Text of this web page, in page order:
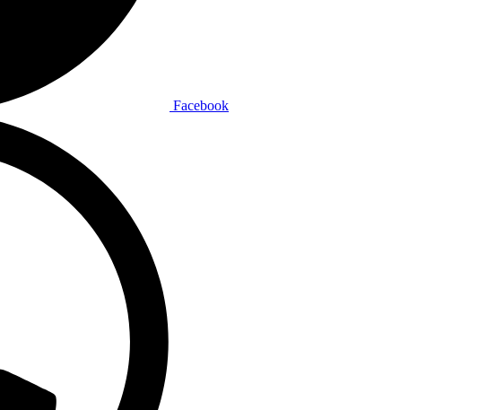
Facebook